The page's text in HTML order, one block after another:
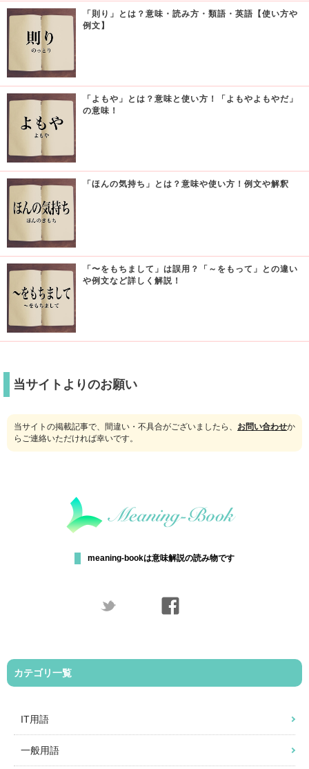
「則り」とは？意味・読み方・類語・英語【使い方や
例文】
「よもや」とは？意味と使い方！「よもやよもやだ」
の意味！
「ほんの気持ち」とは？意味や使い方！例文や解釈
「〜をもちまして」は誤用？「～をもって」との違い
や例文など詳しく解説！
当サイトよりのお願い
当サイトの掲載記事で、間違い・不具合がございましたら、 お問い合わせか
らご連絡いただければ幸いです。
meaning-bookは意味解説の読み物です
カテゴリ一覧
IT用語
一般用語